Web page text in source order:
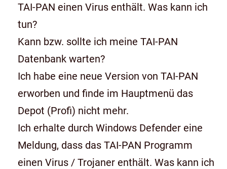
TAI-PAN einen Virus enthält. Was kann ich
tun?
Kann bzw. sollte ich meine TAI-PAN
Datenbank warten?
Ich habe eine neue Version von TAI-PAN
erworben und finde im Hauptmenü das
Depot (Profi) nicht mehr.
Ich erhalte durch Windows Defender eine
Meldung, dass das TAI-PAN Programm
einen Virus / Trojaner enthält. Was kann ich